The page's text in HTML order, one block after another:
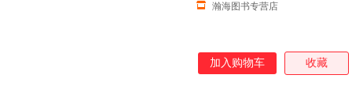
瀚海图书专营店
加入购物车 收藏